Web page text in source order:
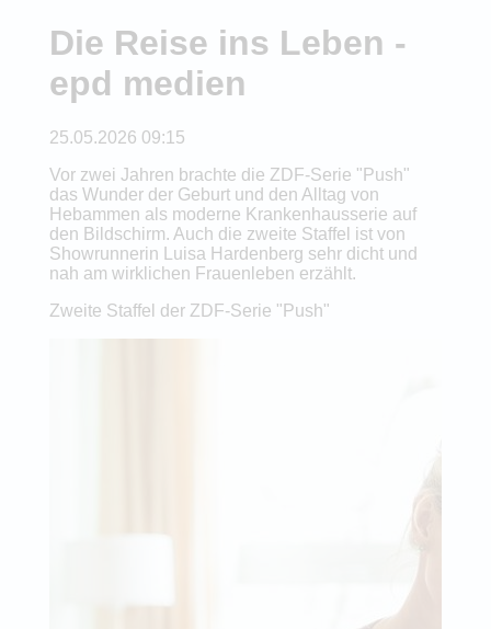
Die Reise ins Leben -
epd medien
25.05.2026 09:15
Vor zwei Jahren brachte die ZDF-Serie "Push"
das Wunder der Geburt und den Alltag von
Hebammen als moderne Krankenhausserie auf
den Bildschirm. Auch die zweite Staffel ist von
Showrunnerin Luisa Hardenberg sehr dicht und
nah am wirklichen Frauenleben erzählt.
Zweite Staffel der ZDF-Serie "Push"